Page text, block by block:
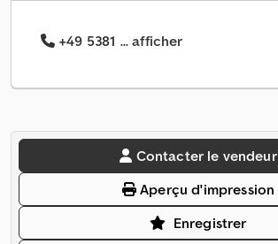
+49 5381 ... afficher
Contacter le vendeur
Aperçu d'impression
Enregistrer